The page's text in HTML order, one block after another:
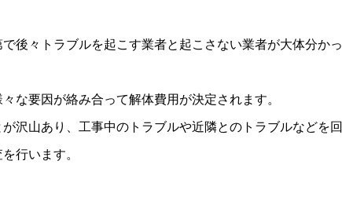
後々トラブルを起こす業者と起こさない業者が大体分かっ
な要因が絡み合って解体費用が決定されます。
沢山あり、工事中のトラブルや近隣とのトラブルなどを回
行います。